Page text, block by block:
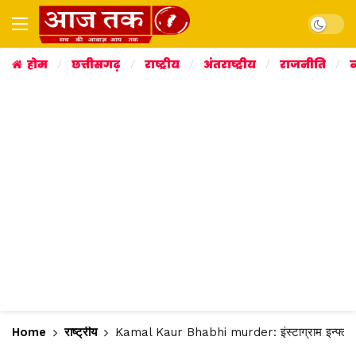
Dark
होम छत्तीसगढ़ राष्ट्रीय अंतराष्ट्रीय राजनीति
Home राष्ट्रीय Kamal Kaur Bhabhi murder: इंस्टाग्राम